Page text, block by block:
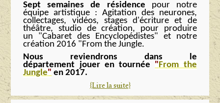
Sept semaines de résidence pour notre
équipe artistique : Agitation des neurones,
collectages, vidéos, stages d'écriture et de
théâtre, studio de création, pour produire
un "Cabaret des Encyclopédistes" et notre
création 2016 "From the Jungle.
Nous reviendrons dans le
département jouer en tournée "From the
Jungle" en 2017.
{Lire la suite}